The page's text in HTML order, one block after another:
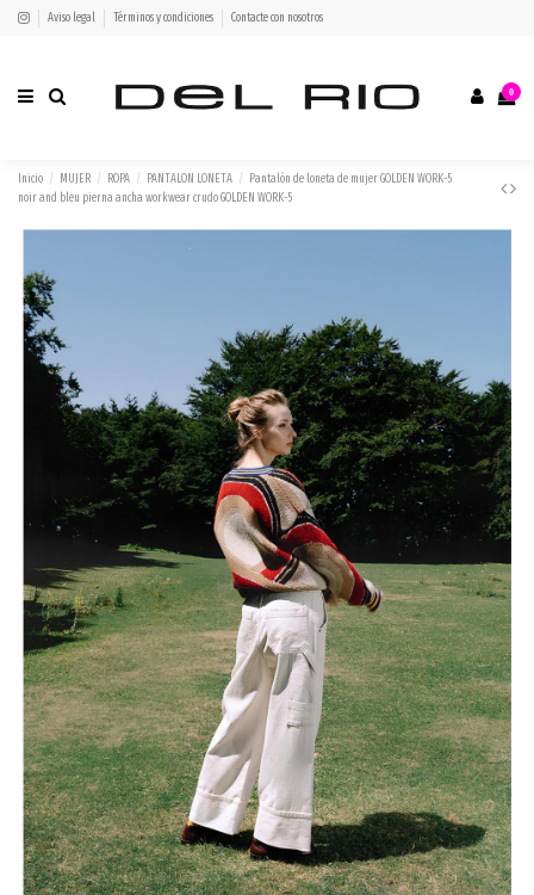
Aviso legal Términos y condiciones Contacte con nosotros
0
Inicio MUJER ROPA PANTALON LONETA
Pantalón de loneta de mujer GOLDEN WORK-5
noir and bleu pierna ancha workwear crudo GOLDEN WORK-5